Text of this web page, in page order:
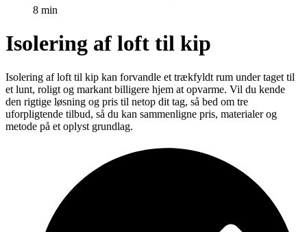
8 min
Isolering af loft til kip
Isolering af loft til kip kan forvandle et trækfyldt rum under taget til
et lunt, roligt og markant billigere hjem at opvarme. Vil du kende
den rigtige løsning og pris til netop dit tag, så bed om tre
uforpligtende tilbud, så du kan sammenligne pris, materialer og
metode på et oplyst grundlag.